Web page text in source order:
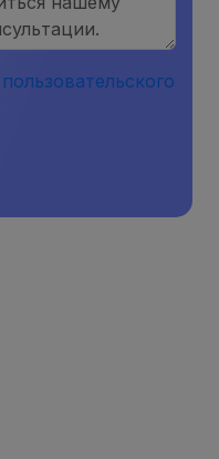
пользовательского